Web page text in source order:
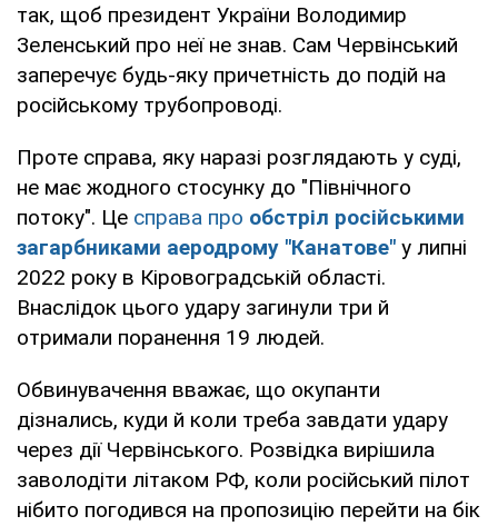
так, щоб президент України Володимир
Зеленський про неї не знав. Сам Червінський
заперечує будь-яку причетність до подій на
російському трубопроводі.
Проте справа, яку наразі розглядають у суді,
не має жодного стосунку до "Північного
потоку". Це справа про обстріл російськими
загарбниками аеродрому "Канатове" у липні
2022 року в Кіровоградській області.
Внаслідок цього удару загинули три й
отримали поранення 19 людей.
Обвинувачення вважає, що окупанти
дізнались, куди й коли треба завдати удару
через дії Червінського. Розвідка вирішила
заволодіти літаком РФ, коли російський пілот
нібито погодився на пропозицію перейти на бік